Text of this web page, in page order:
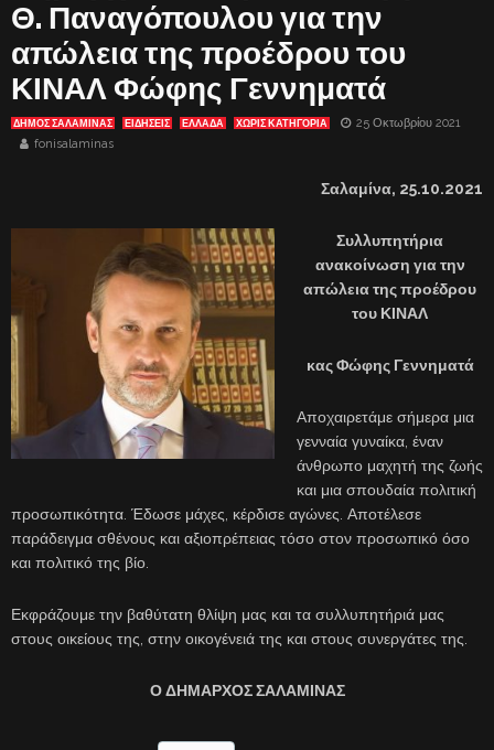
Θ. Παναγόπουλου για την
απώλεια της προέδρου του
ΚΙΝΑΛ Φώφης Γεννηματά
ΔΗΜΟΣ ΣΑΛΑΜΙΝΑΣ ΕΙΔΗΣΕΙΣ ΕΛΛΑΔΑ ΧΩΡΊΣ ΚΑΤΗΓΟΡΊΑ
25 Οκτωβρίου 2021
fonisalaminas
Σαλαμίνα, 25.10.2021
Συλλυπητήρια
ανακοίνωση για την
απώλεια της προέδρου
του ΚΙΝΑΛ
κας Φώφης Γεννηματά
Αποχαιρετάμε σήμερα μια
γενναία γυναίκα, έναν
άνθρωπο μαχητή της ζωής
και μια σπουδαία πολιτική
προσωπικότητα. Έδωσε μάχες, κέρδισε αγώνες. Αποτέλεσε
παράδειγμα σθένους και αξιοπρέπειας τόσο στον προσωπικό όσο
και πολιτικό της βίο.
Εκφράζουμε την βαθύτατη θλίψη μας και τα συλλυπητήριά μας
στους οικείους της, στην οικογένειά της και στους συνεργάτες της.
Ο ΔΗΜΑΡΧΟΣ ΣΑΛΑΜΙΝΑΣ